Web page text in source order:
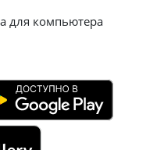
для компьютера